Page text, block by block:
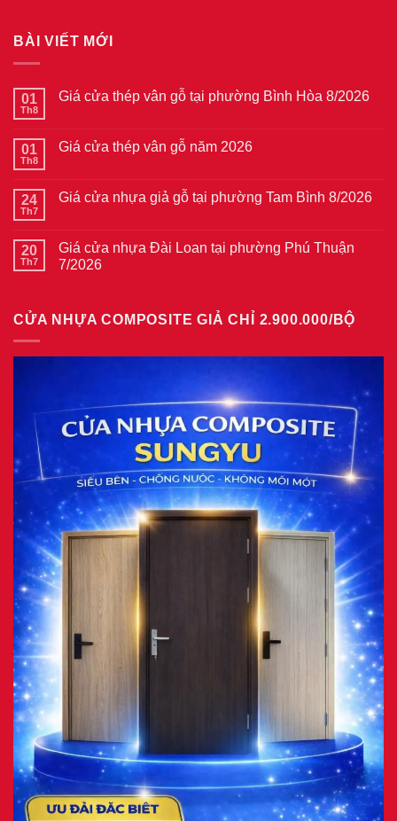
BÀI VIẾT MỚI
01
Th8
Giá cửa thép vân gỗ tại phường Bình Hòa 8/2026
luận
thép
vân
phường
Bình
Hòa
01
Th8
Giá cửa thép vân gỗ năm 2026
luận
thép
vân
gỗ
24
Th7
Giá cửa nhựa giả gỗ tại phường Tam Bình 8/2026
luận
ở
Giá
gỗ
20
Th7
Giá cửa nhựa Đài Loan tại phường Phú Thuận
7/2026
luận
ở
phường
Phú
Thuận
CỬA NHỰA COMPOSITE GIẢ CHỈ 2.900.000/BỘ